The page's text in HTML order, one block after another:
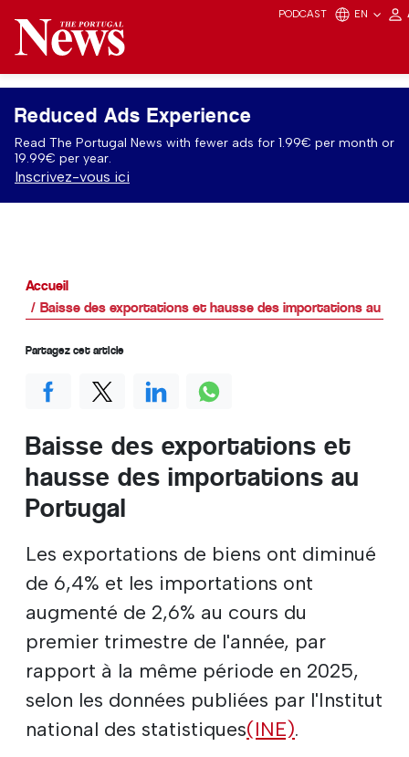
PODCAST EN
Reduced Ads Experience
Read The Portugal News with fewer ads for 1.99€ per month or
19.99€ per year.
Inscrivez-vous ici
Accueil
Baisse des exportations et hausse des importations au
Baisse des exportations et
hausse des importations au
Portugal
Les exportations de biens ont diminué
de 6,4% et les importations ont
augmenté de 2,6% au cours du
premier trimestre de l'année, par
rapport à la même période en 2025,
selon les données publiées par l'Institut
national des statistiques(INE).
Partagez cet article